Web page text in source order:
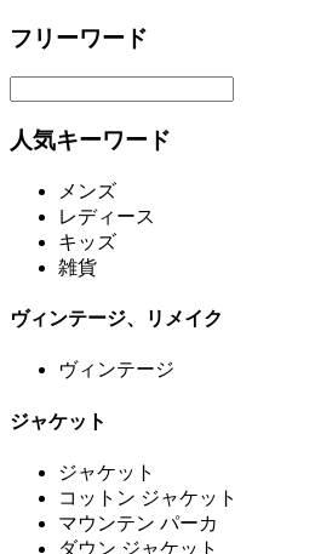
フリーワード
人気キーワード
メンズ
レディース
キッズ
雑貨
ヴィンテージ、リメイク
ヴィンテージ
ジャケット
ジャケット
コットン ジャケット
マウンテン パーカ
ダウン ジャケット